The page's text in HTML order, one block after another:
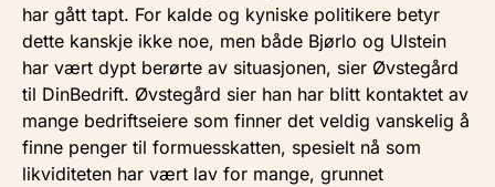
har gått tapt. For kalde og kyniske politikere betyr
dette kanskje ikke noe, men både Bjørlo og Ulstein
har vært dypt berørte av situasjonen, sier Øvstegård
til DinBedrift. Øvstegård sier han har blitt kontaktet av
mange bedriftseiere som finner det veldig vanskelig å
finne penger til formuesskatten, spesielt nå som
likviditeten har vært lav for mange, grunnet